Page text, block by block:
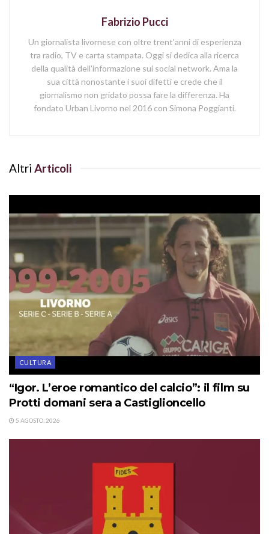
Fabrizio Pucci
Un giornalista livornese con oltre trent'anni di esperienza
tra radio, TV e carta stampata. Oggi si dedica alla ricerca
della qualità dell'informazione sui social network. Ama la
sua città nonostante i suoi difetti e crede che il
giornalismo non gridato possa fare la differenza. Ha
fondato Urban Livorno nel 2016 con Simona Poggianti.
Altri Articoli
CULTURA
“Igor. L’eroe romantico del calcio”: il film su
Protti domani sera a Castiglioncello
5 AGOSTO, 2026